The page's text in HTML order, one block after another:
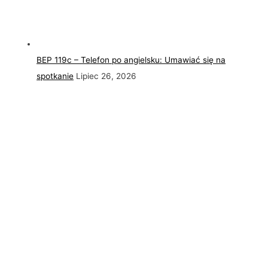
BEP 119c – Telefon po angielsku: Umawiać się na
spotkanie Lipiec 26, 2026